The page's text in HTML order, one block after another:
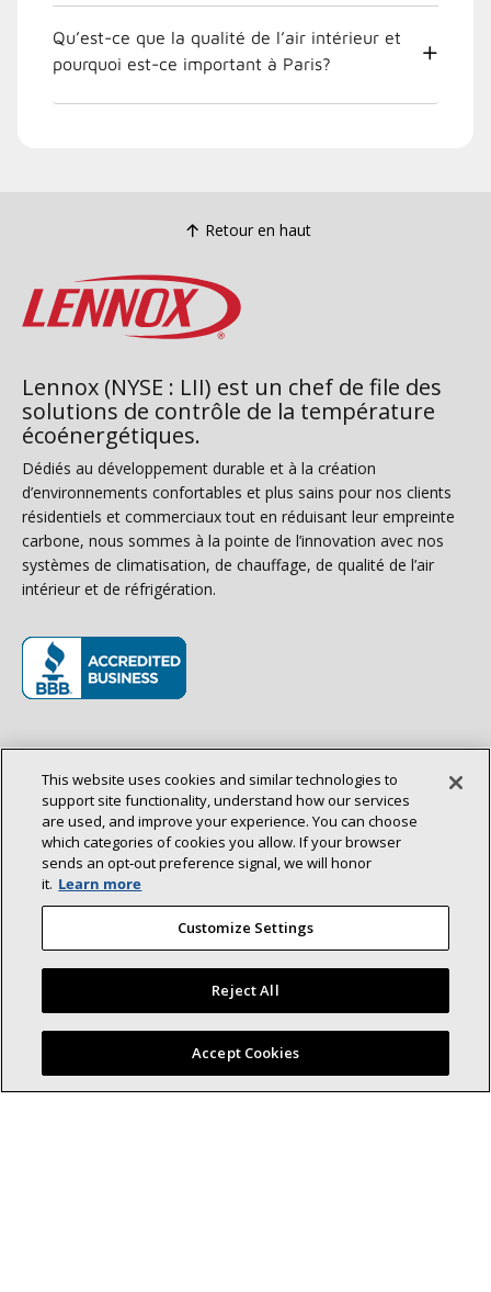
Qu’est-ce que la qualité de l’air intérieur et
pourquoi est-ce important à Paris?
Retour en haut
Lennox (NYSE : LII) est un chef de file des
solutions de contrôle de la température
écoénergétiques.
Dédiés au développement durable et à la création
d’environnements confortables et plus sains pour nos clients
résidentiels et commerciaux tout en réduisant leur empreinte
carbone, nous sommes à la pointe de l’innovation avec nos
systèmes de climatisation, de chauffage, de qualité de l’air
intérieur et de réfrigération.
CVAC résidentiel
Propriétaire
Produits
Centre de soutien
Dépositaire
Soutien Pros
Devenez dépositaire
CVAC commercial
Documentation produit
Trouver un entrepreneur
Soutien aux ventes
This website uses cookies and similar technologies to
support site functionality, understand how our services
are used, and improve your experience. You can choose
which categories of cookies you allow. If your browser
sends an opt‑out preference signal, we will honor
it. Learn more
Customize Settings
Reject All
Accept Cookies